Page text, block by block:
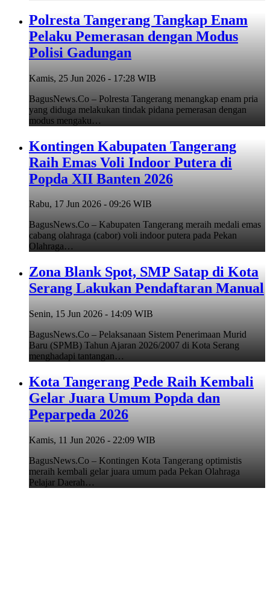
Polresta Tangerang Tangkap Enam
Pelaku Pemerasan dengan Modus
Polisi Gadungan
Kamis, 25 Jun 2026 - 17:28 WIB
BagusNews.Co – Polresta Tangerang menangkap enam pria
yang diduga melakukan tindak pidana pemerasan dengan
modus mengaku…
Kontingen Kabupaten Tangerang
Raih Emas Voli Indoor Putera di
Popda XII Banten 2026
Rabu, 17 Jun 2026 - 09:26 WIB
BagusNews.Co – Kabupaten Tangerang meraih medali emas
cabang olahraga (cabor) voli indoor putera pada Pekan
Olahraga…
Zona Blank Spot, SMP Satap di Kota
Serang Lakukan Pendaftaran Manual
Senin, 15 Jun 2026 - 14:09 WIB
BagusNews.Co – Pelaksanaan Sistem Penerimaan Murid
Baru (SPMB) Tahun Ajaran 2026/2007 di Kota Serang
menghadapi tantangan…
Kota Tangerang Pede Raih Kembali
Gelar Juara Umum Popda dan
Peparpeda 2026
Kamis, 11 Jun 2026 - 22:09 WIB
BagusNews.Co – Kontingen Kota Tangerang optimistis
meraih kembali gelar juara umum pada Pekan Olahraga
Pelajar Daerah…